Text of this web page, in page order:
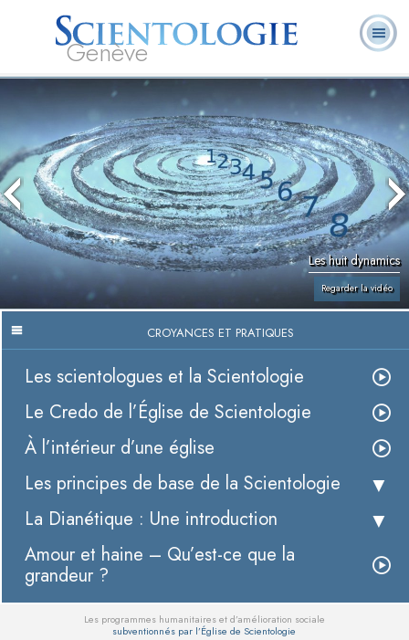
Genève
Qu’est-ce que la
Scientologie ?
Ministres
questions
Livres
Les huit dynamics
Regarder la vidéo
CROYANCES ET PRATIQUES
Les scientologues et la Scientologie
Le Credo de l’Église de Scientologie
À l’intérieur d’une église
Les principes de base de la Scientologie
La Dianétique : Une introduction
Amour et haine – Qu’est-ce que la
grandeur ?
Les programmes humanitaires et d’amélioration sociale
subventionnés par l’Église de Scientologie